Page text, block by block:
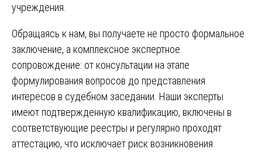
учреждения.
Обращаясь к нам, вы получаете не просто формальное
заключение, а комплексное экспертное
сопровождение: от консультации на этапе
формулирования вопросов до представления
интересов в судебном заседании. Наши эксперты
имеют подтвержденную квалификацию, включены в
соответствующие реестры и регулярно проходят
аттестацию, что исключает риск возникновения